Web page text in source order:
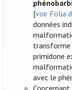
[voir Folia
données
transforme
primidone
avec le